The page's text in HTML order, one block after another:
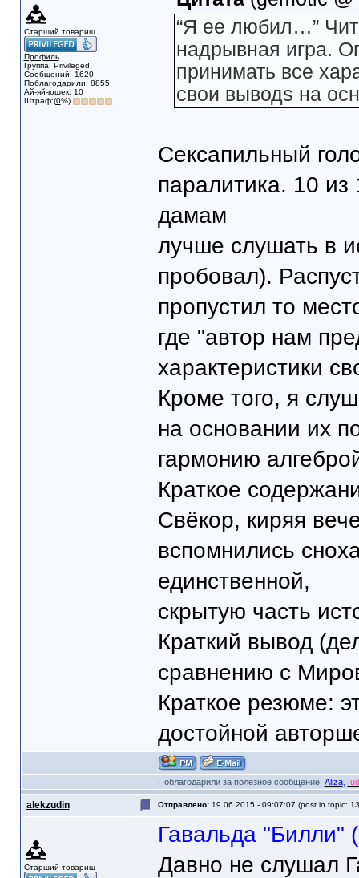
Старший товарищ
Профиль
Группа: Privileged
Сообщений: 1620
Поблагодарили: 8855
Ай-яй-юшек: 10
Штраф:(0%)
“Я ее любил…”
надрывная игра.
принимать все
свои выводs на
Сексапильный
паралитика. 10
дамам
лучше слушать в
пробовал).
пропустил то
где "автор нам
характеристики
Кроме того, я
на основании их
гармонию
Краткое
Свёкор, киряя
вспомнились
единственной,
скрытую часть
Краткий вывод
сравнению с
Краткое резюме:
достойной
Поблагодарили за полезное сообщение: Aliza,
alekzudin Отправлено: 19.06.2015 - 09:07:07 (post in topic:
Старший товарищ
Гавальда "Билли"
Давно не слушал